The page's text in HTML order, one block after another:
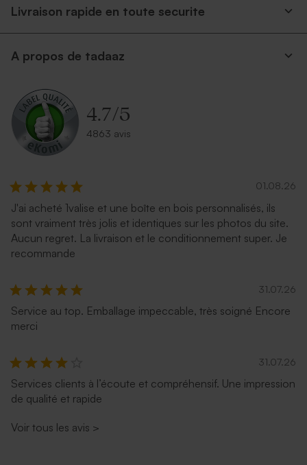
Livraison rapide en toute securite
A propos de tadaaz
4.7/5
4863 avis
01.08.26
J'ai acheté 1valise et une boîte en bois personnalisés, ils
sont vraiment très jolis et identiques sur les photos du site.
Aucun regret. La livraison et le conditionnement super. Je
recommande
31.07.26
Service au top. Emballage impeccable, très soigné Encore
merci
31.07.26
Services clients à l’écoute et compréhensif. Une impression
de qualité et rapide
Voir tous les avis >